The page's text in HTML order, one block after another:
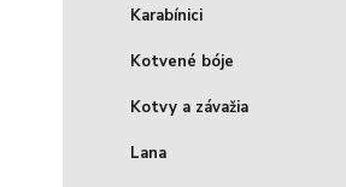
Karabínici
Kotvené bóje
Kotvy a závažia
Lana